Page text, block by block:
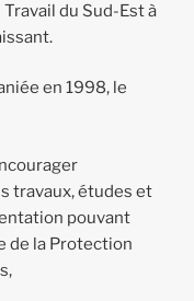
du Sud-Est à
en 1998, le
travaux, études et
pouvant
de la Protection